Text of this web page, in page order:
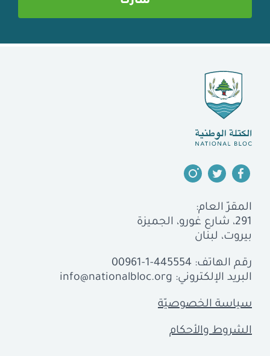
المقرّ العام:
291، شارع غورو، الجميزة
بيروت، لبنان
رقم الهاتف: 00961-1-445554
البريد الإلكتروني: info@nationalbloc.org
سياسة الخصوصيّة
الشروط والأحكام